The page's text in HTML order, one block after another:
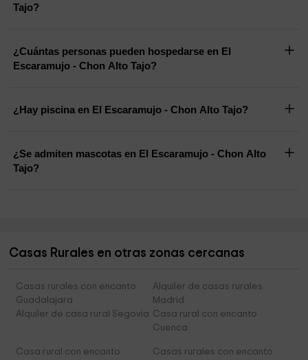
Tajo?
¿Cuántas personas pueden hospedarse en El
Escaramujo - Chon Alto Tajo?
¿Hay piscina en El Escaramujo - Chon Alto Tajo?
¿Se admiten mascotas en El Escaramujo - Chon Alto
Tajo?
Casas Rurales en otras zonas cercanas
Casas rurales con encanto
Guadalajara
Alquiler de casas rurales
Madrid
Alquiler de casa rural Segovia Casa rural con encanto
Cuenca
Casa rural con encanto
Casas rurales con encanto